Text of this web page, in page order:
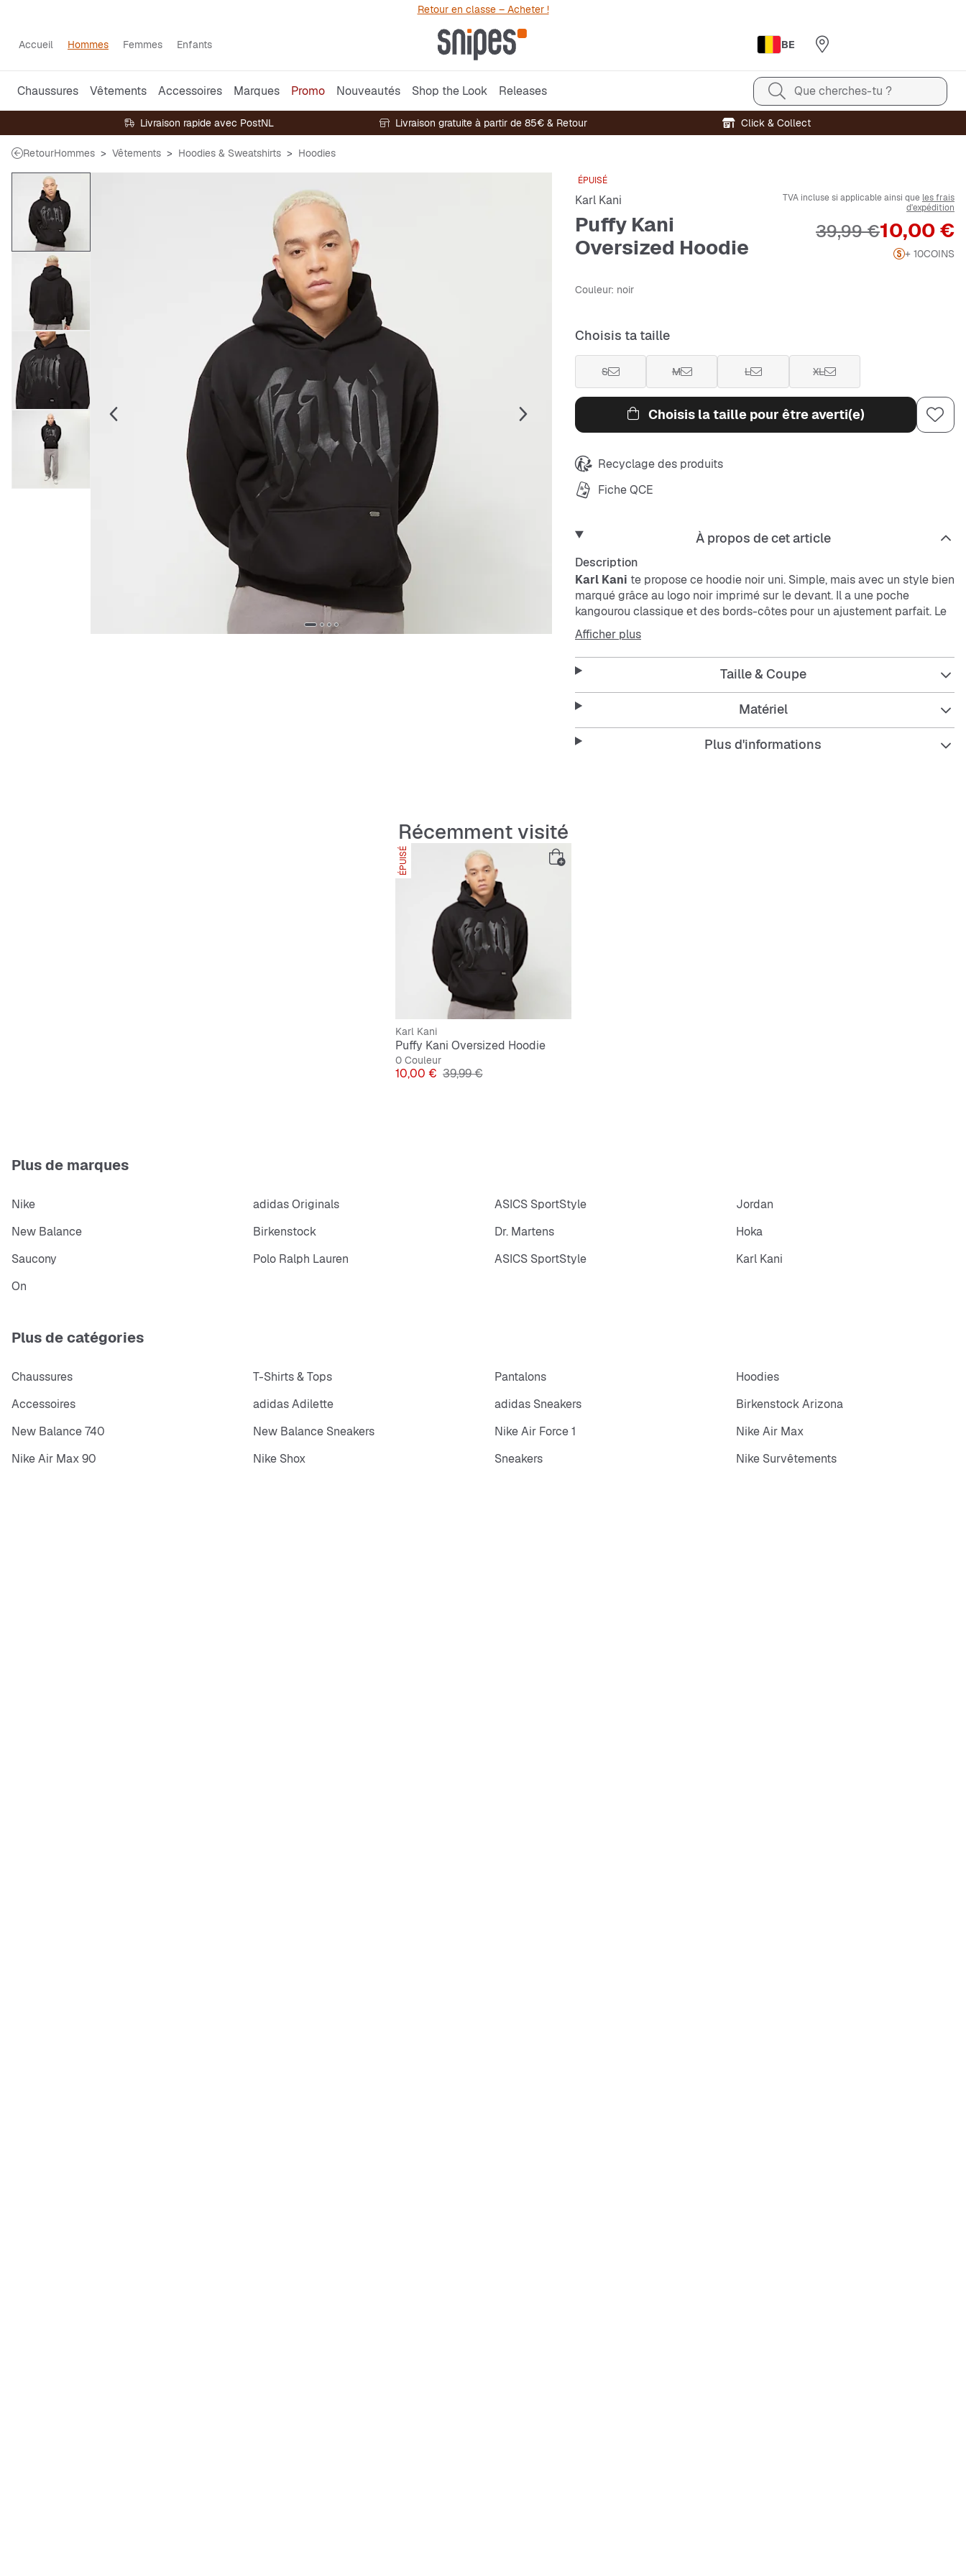
Retour en classe – Acheter !
Accueil Hommes Femmes Enfants BE
Chaussures Vêtements Accessoires Marques Promo Nouveautés Shop the Look Releases Que cherches-tu ?
Livraison rapide avec PostNL Livraison gratuite à partir de 85€ & Retour Click & Collect
RetourHommes Vêtements Hoodies & Sweatshirts Hoodies
ÉPUISÉ
Karl Kani
Puffy Kani
Oversized Hoodie
TVA incluse si applicable ainsi que les frais
d'expédition
Prix
10,00 €
Prix original
39,99 €
+ 10COINS
Couleur: noir
Choisis ta taille
S M L XL
Choisis la taille pour être averti(e)
Recyclage des produits
Fiche QCE
À propos de cet article
Description
Karl Kani te propose ce hoodie noir uni. Simple, mais avec un style bien
marqué grâce au logo noir imprimé sur le devant. Il a une poche
kangourou classique et des bords-côtes pour un ajustement parfait. Le
tout dans une coupe oversize décontractée avec une capuche pour
compléter le look.
Ce hoodie est parfait pour un style urbain relax, que ce soit pour traîner
en ville ou pour te sentir à l’aise à la maison. Facile à porter et à associer
avec tout.
Afficher plus
Taille & Coupe
Matériel
Plus d'informations
Récemment visité
ÉPUISÉ
Karl Kani
Puffy Kani Oversized Hoodie
0 Couleur
Prix
10,00 € Prix original
39,99 €
Plus de marques
Nike adidas Originals ASICS SportStyle
Jordan
New Balance
Birkenstock Dr. Martens
Hoka
Saucony
Polo Ralph Lauren ASICS SportStyle
Karl Kani
On
Plus de catégories
Chaussures T-Shirts & Tops Pantalons
Hoodies
Accessoires
adidas Adilette adidas Sneakers
Birkenstock Arizona
New Balance 740
New Balance Sneakers Nike Air Force 1
Nike Air Max
Nike Air Max 90
Nike Shox Sneakers Nike Survêtements